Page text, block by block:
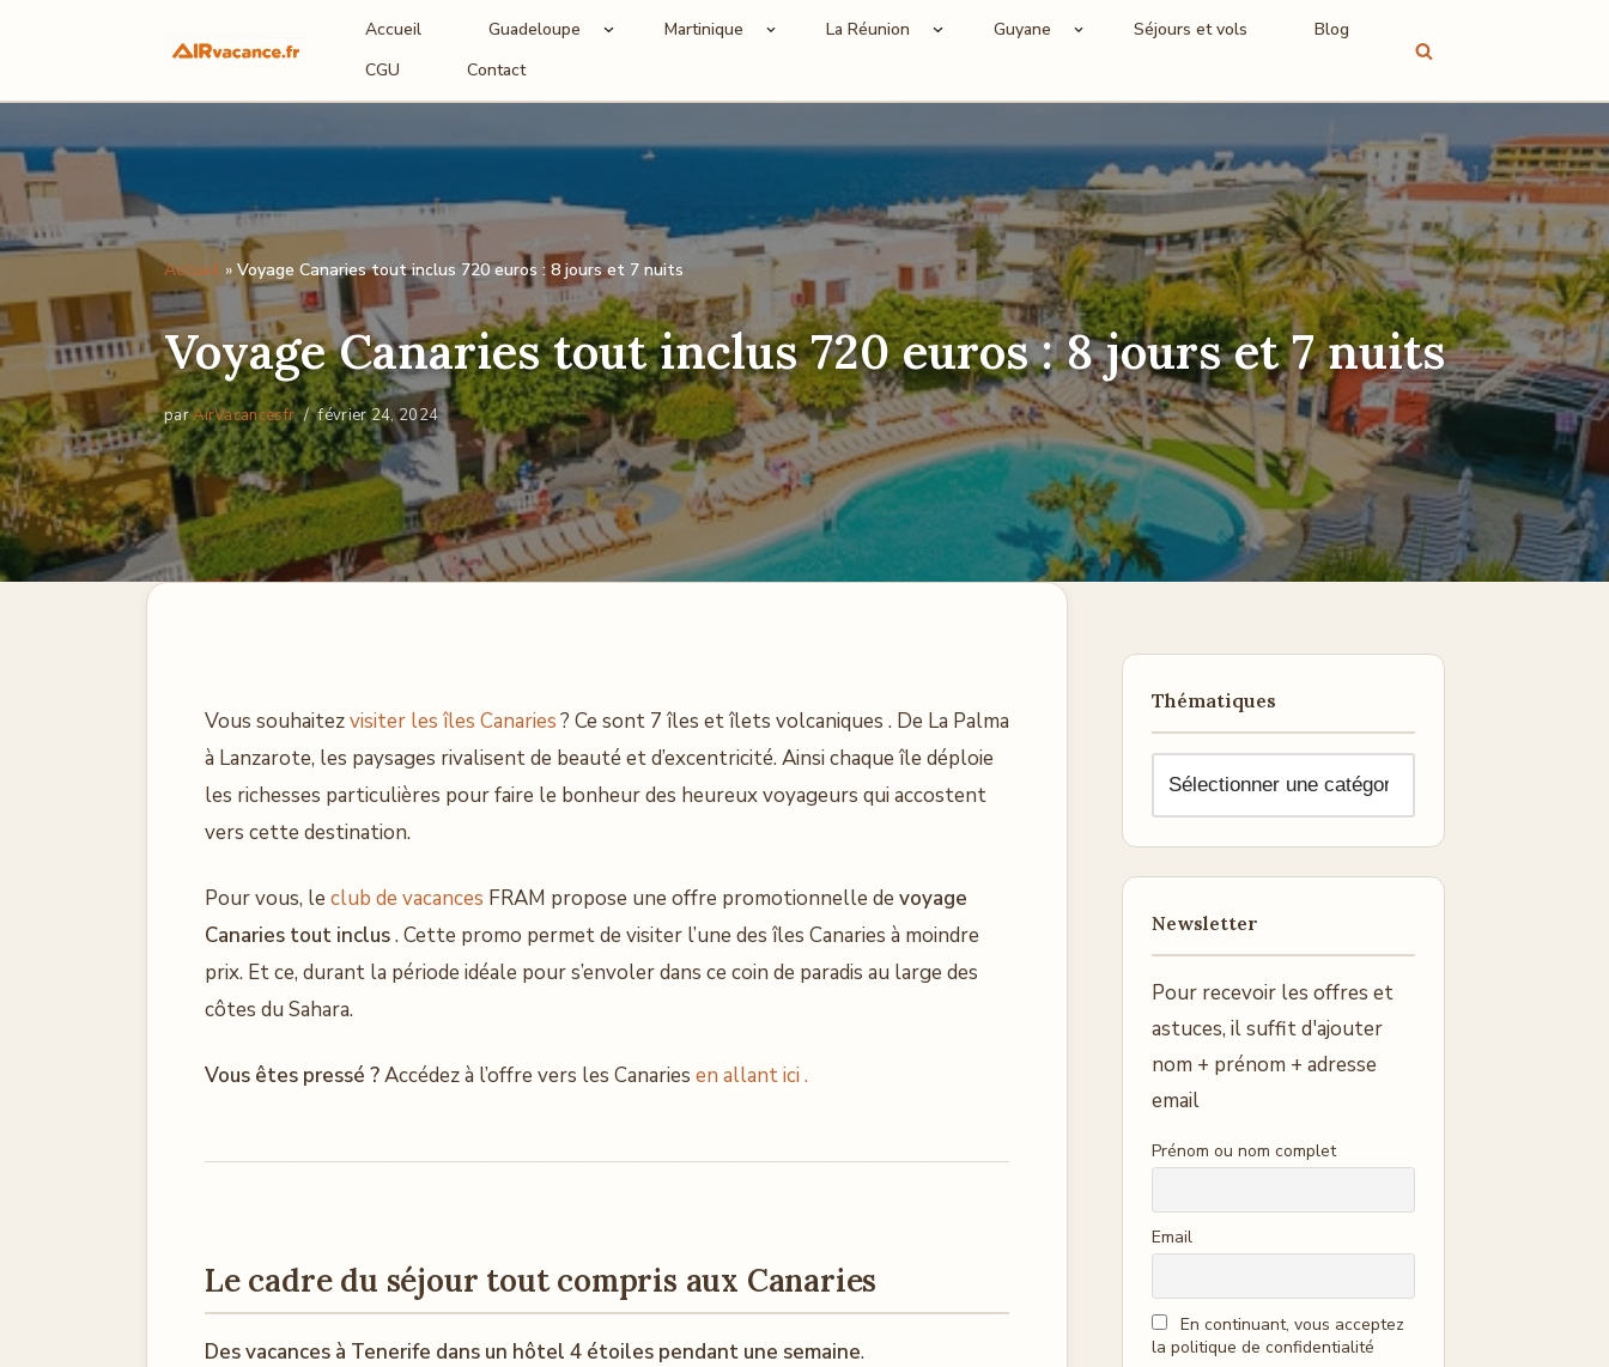
au
contenu
Accueil Guadeloupe Martinique La Réunion Guyane Séjours et vols
Blog
CGU
Contact
Accueil » Voyage Canaries tout inclus 720 euros : 8 jours et 7 nuits
Voyage Canaries tout inclus 720 euros : 8 jours et 7 nuits
parAirVacancesfr février 24, 2024
Vous souhaitezvisiter les îles Canaries? Ce sont 7 îles et îlets volcaniques . De La Palma
à Lanzarote, les paysages rivalisent de beauté et d’excentricité. Ainsi chaque île déploie
les richesses particulières pour faire le bonheur des heureux voyageurs qui accostent
vers cette destination.
Pour vous, le club de vacances FRAM propose une offre promotionnelle de voyage
Canaries tout inclus. Cette promo permet de visiter l’une des îles Canaries à moindre
prix. Et ce, durant la période idéale pour s’envoler dans ce coin de paradis au large des
côtes du Sahara.
Vous êtes pressé ?Accédez à l’offre vers les Canaries en allant ici .
Le cadre du séjour tout compris aux Canaries
Des vacances à Tenerife dans un hôtel 4 étoiles pendant une semaine.
Thématiques
Newsletter
Pour recevoir les offres et
astuces, il suffit d'ajouter
nom + prénom + adresse
email
Prénom ou nom complet
Email
En continuant, vous acceptez
la politique de confidentialité